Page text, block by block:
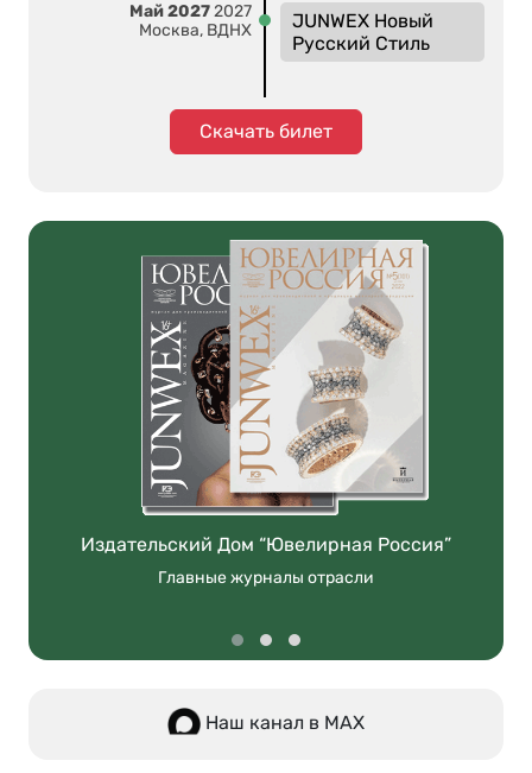
Май 20272027
Москва, ВДНХ
JUNWEX Новый
Русский Стиль
Скачать билет
Издательский Дом “Ювелирная Россия”
Главные журналы отрасли
Наш канал в МАХ